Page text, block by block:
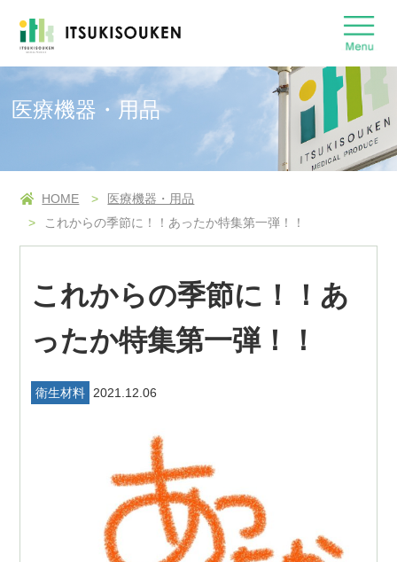
医療機器・用品
HOME
医療機器・用品
これからの季節に！！あったか特集第一弾！！
これからの季節に！！あ
ったか特集第一弾！！
衛生材料 2021.12.06